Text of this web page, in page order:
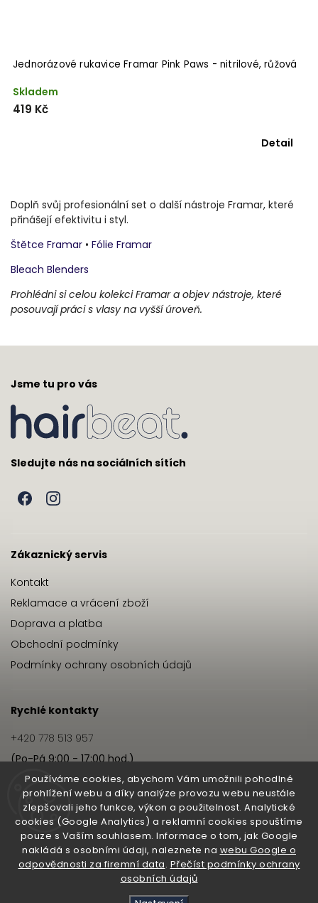
Používáme cookies, abychom Vám umožnili pohodlné
prohlížení webu a díky analýze provozu webu neustále
zlepšovali jeho funkce, výkon a použitelnost. Analytické
cookies (Google Analytics) a reklamní cookies spouštíme
pouze s Vaším souhlasem. Informace o tom, jak Google
nakládá s osobními údaji, naleznete na webu Google o
odpovědnosti za firemní data. Přečíst podmínky ochrany
osobních údajů
Jednorázové rukavice Framar Pink Paws - nitrilové, růžová
Skladem
419 Kč
Detail
Doplň svůj profesionální set o další nástroje Framar, které
přinášejí efektivitu i styl.
Štětce Framar • Fólie Framar
Bleach Blenders
Prohlédni si celou kolekci Framar a objev nástroje, které
posouvají práci s vlasy na vyšší úroveň.
Jsme tu pro vás
Sledujte nás na sociálních sítích
Zákaznický servis
Kontakt
Reklamace a vrácení zboží
Doprava a platba
Obchodní podmínky
Podmínky ochrany osobních údajů
Rychlé kontakty
+420 778 513 957
(Po-Pá 9:00 - 17:00 hod.)
info@hairbeat.cz
Hairbeat
O nás
Pro salony